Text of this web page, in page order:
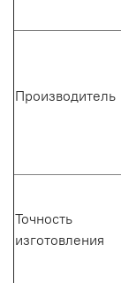
Производитель
Точность
изготовления